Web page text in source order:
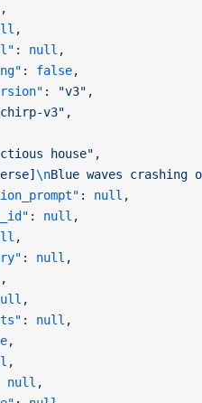
,
,
: null ,
: false,
: "v3" ,
v3" ,
house" ,
\nBlue waves crashing
: null ,
: null ,
,
: null ,
,
,
: null ,
,
,
null ,